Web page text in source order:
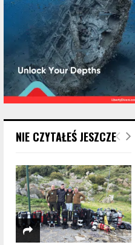
NIE CZYTAŁEŚ JESZCZE